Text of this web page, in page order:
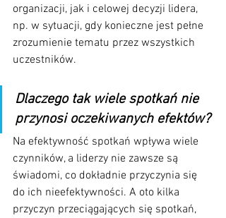
organizacji, jak i celowej decyzji lidera,
np. w sytuacji, gdy konieczne jest pełne
zrozumienie tematu przez wszystkich
uczestników.
Dlaczego tak wiele spotkań nie
przynosi oczekiwanych efektów?
Na efektywność spotkań wpływa wiele
czynników, a liderzy nie zawsze są
świadomi, co dokładnie przyczynia się
do ich nieefektywności. A oto kilka
przyczyn przeciągających się spotkań,